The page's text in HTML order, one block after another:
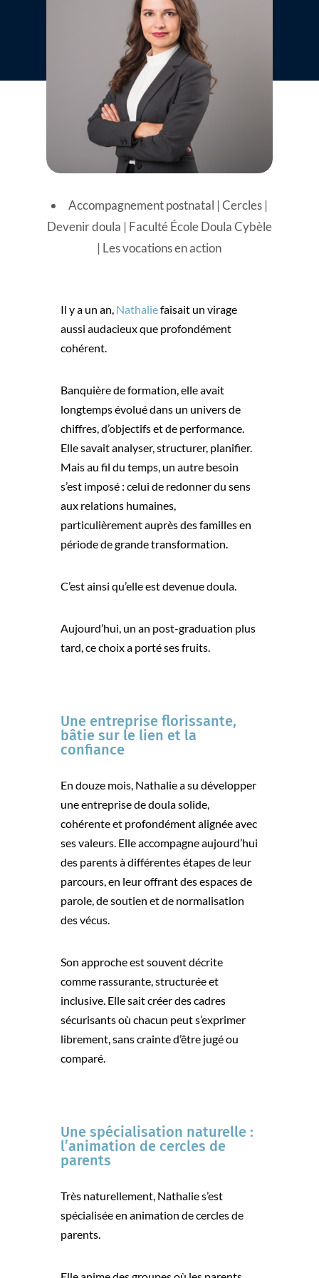
Accompagnement postnatal | Cercles|
Devenir doula | Faculté École Doula Cybèle
| Les vocations en action
Il y a un an, Nathaliefaisait un virage
aussi audacieux que profondément
cohérent.
Banquière de formation, elle avait
longtemps évolué dans un univers de
chiffres, d’objectifs et de performance.
Elle savait analyser, structurer, planifier.
Mais au fil du temps, un autre besoin
s’est imposé : celui de redonner du sens
aux relations humaines,
particulièrement auprès des familles en
période de grande transformation.
C’est ainsi qu’elle est devenue doula.
Aujourd’hui, un an post-graduation plus
tard, ce choix a porté ses fruits.
Une entreprise florissante,
bâtie sur le lien et la
confiance
En douze mois, Nathalie a su développer
une entreprise de doula solide,
cohérente et profondément alignée avec
ses valeurs. Elle accompagne aujourd’hui
des parents à différentes étapes de leur
parcours, en leur offrant des espaces de
parole, de soutien et de normalisation
des vécus.
Son approche est souvent décrite
comme rassurante, structurée et
inclusive. Elle sait créer des cadres
sécurisants où chacun peut s’exprimer
librement, sans crainte d’être jugé ou
comparé.
Une spécialisation naturelle :
l’animation de cercles de
parents
Très naturellement, Nathalie s’est
spécialisée en animation de cercles de
parents.